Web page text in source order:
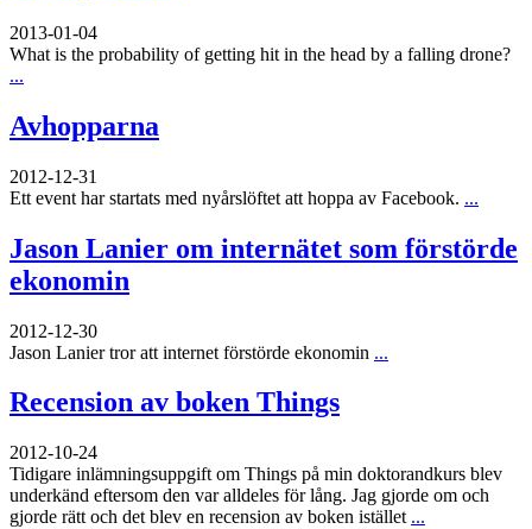
2013-01-04
What is the probability of getting hit in the head by a falling drone?
...
Avhopparna
2012-12-31
Ett event har startats med nyårslöftet att hoppa av Facebook. ...
Jason Lanier om internätet som förstörde
ekonomin
2012-12-30
Jason Lanier tror att internet förstörde ekonomin ...
Recension av boken Things
2012-10-24
Tidigare inlämningsuppgift om Things på min doktorandkurs blev
underkänd eftersom den var alldeles för lång. Jag gjorde om och
gjorde rätt och det blev en recension av boken istället ...